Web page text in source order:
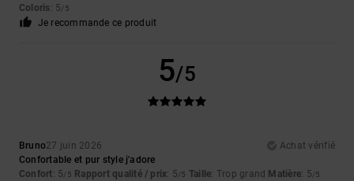
Coloris: 5/5
Je recommande ce produit
5/5
Bruno27 juin 2026
Achat vérifié
Confortable et pur style j'adore
Confort: 5/5 Rapport qualité / prix: 5/5 Taille: Trop grand Matière: 5/5